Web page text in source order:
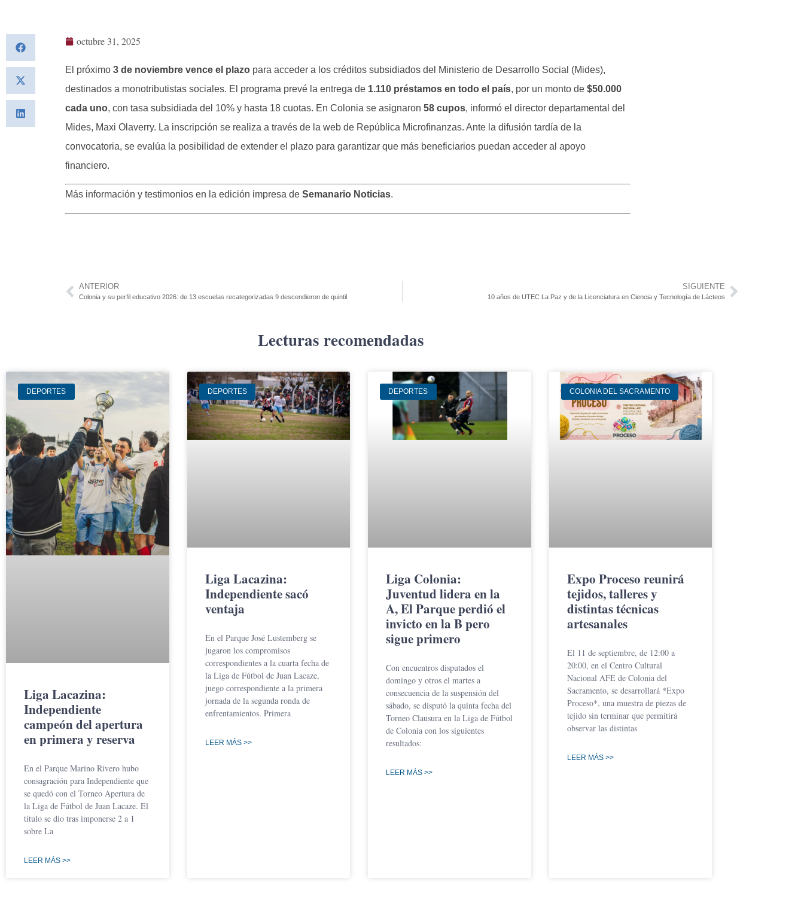
octubre 31, 2025
El próximo3 de noviembre vence el plazo para acceder a los créditos subsidiados del Ministerio de Desarrollo Social (Mides),
destinados a monotributistas sociales. El programa prevé la entrega de 1.110 préstamos en todo el país, por un monto de$50.000
cada uno, con tasa subsidiada del 10% y hasta 18 cuotas. En Colonia se asignaron58 cupos, informó el director departamental del
Mides, Maxi Olaverry. La inscripción se realiza a través de la web de República Microfinanzas. Ante la difusión tardía de la
convocatoria, se evalúa la posibilidad de extender el plazo para garantizar que más beneficiarios puedan acceder al apoyo
financiero.
Más información y testimonios en la edición impresa deSemanario Noticias.
ANTERIOR
Colonia y su perfil educativo 2026: de 13 escuelas recategorizadas 9 descendieron de quintil
SIGUIENTE
10 años de UTEC La Paz y de la Licenciatura en Ciencia y Tecnología de Lácteos
Lecturas recomendadas
DEPORTES
Liga Lacazina:
Independiente
campeón del apertura
en primera y reserva
En el Parque Marino Rivero hubo
consagración para Independiente que
se quedó con el Torneo Apertura de
la Liga de Fútbol de Juan Lacaze. El
título se dio tras imponerse 2 a 1
sobre La
LEER MÁS >>
DEPORTES
Liga Lacazina:
Independiente sacó
ventaja
En el Parque José Lustemberg se
jugaron los compromisos
correspondientes a la cuarta fecha de
la Liga de Fútbol de Juan Lacaze,
juego correspondiente a la primera
jornada de la segunda ronda de
enfrentamientos. Primera
LEER MÁS >>
DEPORTES
Liga Colonia:
Juventud lidera en la
A, El Parque perdió el
invicto en la B pero
sigue primero
Con encuentros disputados el
domingo y otros el martes a
consecuencia de la suspensión del
sábado, se disputó la quinta fecha del
Torneo Clausura en la Liga de Fútbol
de Colonia con los siguientes
resultados:
LEER MÁS >>
COLONIA DEL SACRAMENTO
Expo Proceso reunirá
tejidos, talleres y
distintas técnicas
artesanales
El 11 de septiembre, de 12:00 a
20:00, en el Centro Cultural
Nacional AFE de Colonia del
Sacramento, se desarrollará *Expo
Proceso*, una muestra de piezas de
tejido sin terminar que permitirá
observar las distintas
LEER MÁS >>